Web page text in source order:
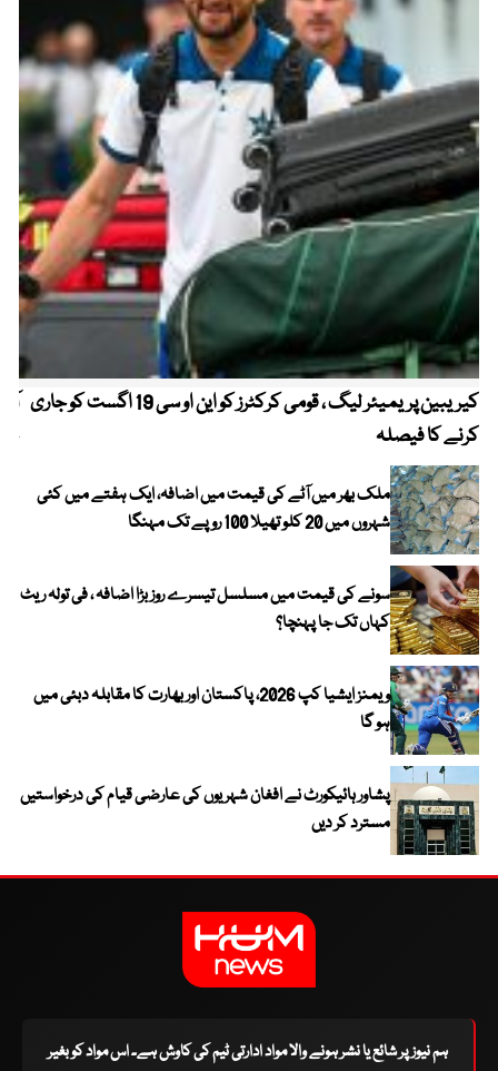
کیریبین پریمیئر لیگ ، قومی کرکٹرز کو این او سی 19 اگست کو جاری
کرنے کا فیصلہ
ملک بھر میں آٹے کی قیمت میں اضافہ، ایک ہفتے میں کئی
شہروں میں 20 کلو تھیلا 100 روپے تک مہنگا
سونے کی قیمت میں مسلسل تیسرے روز بڑا اضافہ ، فی تولہ ریٹ
کہاں تک جا پہنچا؟
ویمنز ایشیا کپ 2026، پاکستان اور بھارت کا مقابلہ دبئی میں
ہو گا
پشاور ہائیکورٹ نے افغان شہریوں کی عارضی قیام کی درخواستیں
مسترد کر دیں
ہم نیوز پر شائع یا نشر ہونے والا مواد ادارتی ٹیم کی کاوش ہے۔ اس مواد کو بغیر